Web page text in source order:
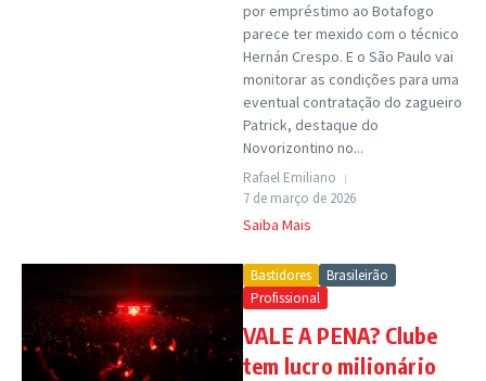
por empréstimo ao Botafogo
parece ter mexido com o técnico
Hernán Crespo. E o São Paulo vai
monitorar as condições para uma
eventual contratação do zagueiro
Patrick, destaque do
Novorizontino no...
Rafael Emiliano
7 de março de 2026
Saiba Mais
Bastidores
Brasileirão
Profissional
VALE A PENA? Clube
tem lucro milionário